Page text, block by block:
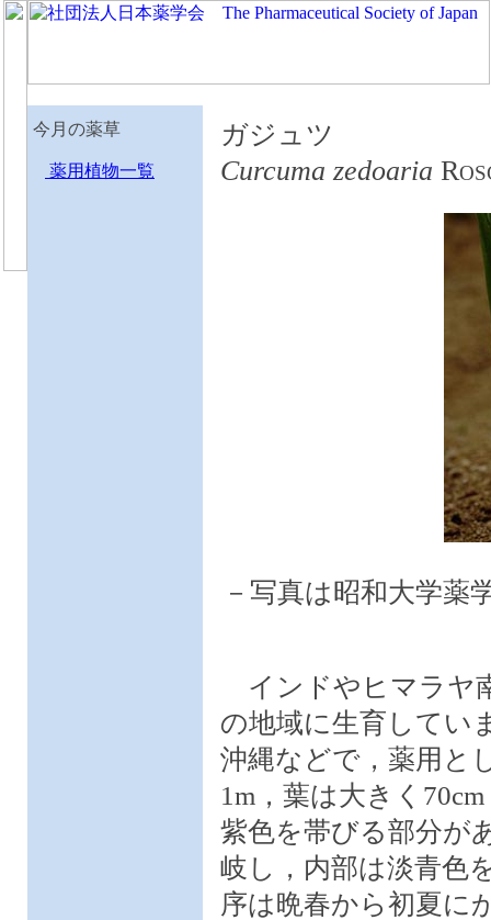
今月の薬草
薬用植物一覧
ガジュツ
Curcuma zedoaria R
－写真は昭和大学薬
インドやヒマラヤ
の地域に生育してい
沖縄などで，薬用と
1m，葉は大きく
紫色を帯びる部分が
岐し，内部は淡青色
序は晩春から初夏に